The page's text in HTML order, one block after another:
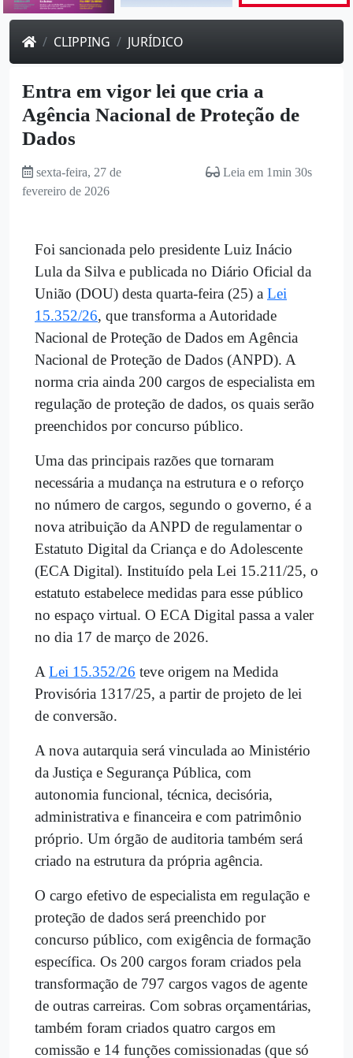
CLIPPING JURÍDICO
Entra em vigor lei que cria a
Agência Nacional de Proteção de
Dados
sexta-feira, 27 de
fevereiro de 2026
Leia em 1min 30s
Foi sancionada pelo presidente Luiz Inácio
Lula da Silva e publicada no Diário Oficial da
União (DOU) desta quarta-feira (25) a Lei
15.352/26, que transforma a Autoridade
Nacional de Proteção de Dados em Agência
Nacional de Proteção de Dados (ANPD). A
norma cria ainda 200 cargos de especialista em
regulação de proteção de dados, os quais serão
preenchidos por concurso público.
Uma das principais razões que tornaram
necessária a mudança na estrutura e o reforço
no número de cargos, segundo o governo, é a
nova atribuição da ANPD de regulamentar o
Estatuto Digital da Criança e do Adolescente
(ECA Digital). Instituído pela Lei 15.211/25, o
estatuto estabelece medidas para esse público
no espaço virtual. O ECA Digital passa a valer
no dia 17 de março de 2026.
A Lei 15.352/26 teve origem na Medida
Provisória 1317/25, a partir de projeto de lei
de conversão.
A nova autarquia será vinculada ao Ministério
da Justiça e Segurança Pública, com
autonomia funcional, técnica, decisória,
administrativa e financeira e com patrimônio
próprio. Um órgão de auditoria também será
criado na estrutura da própria agência.
O cargo efetivo de especialista em regulação e
proteção de dados será preenchido por
concurso público, com exigência de formação
específica. Os 200 cargos foram criados pela
transformação de 797 cargos vagos de agente
de outras carreiras. Com sobras orçamentárias,
também foram criados quatro cargos em
comissão e 14 funções comissionadas (que só